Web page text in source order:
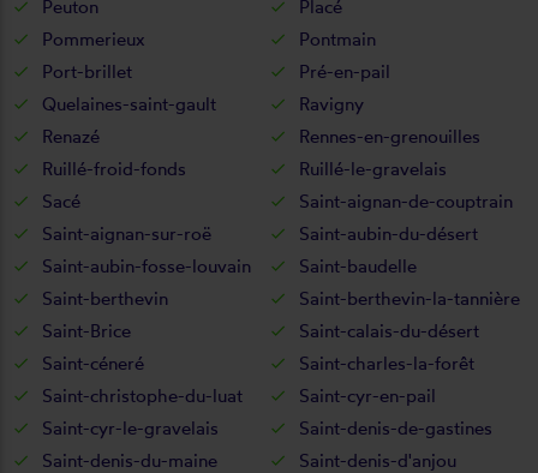
Peuton
Placé
Pommerieux
Pontmain
Port-brillet
Pré-en-pail
Quelaines-saint-gault
Ravigny
Renazé
Rennes-en-grenouilles
Ruillé-froid-fonds
Ruillé-le-gravelais
Sacé
Saint-aignan-de-couptrain
Saint-aignan-sur-roë
Saint-aubin-du-désert
Saint-aubin-fosse-louvain
Saint-baudelle
Saint-berthevin
Saint-berthevin-la-tannière
Saint-Brice
Saint-calais-du-désert
Saint-céneré
Saint-charles-la-forêt
Saint-christophe-du-luat
Saint-cyr-en-pail
Saint-cyr-le-gravelais
Saint-denis-de-gastines
Saint-denis-du-maine
Saint-denis-d'anjou